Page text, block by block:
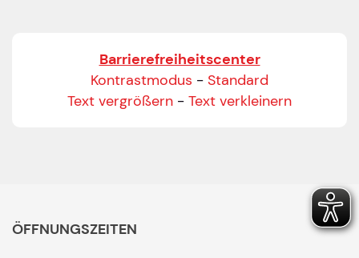
Barrierefreiheitscenter
Kontrastmodus - Standard
Text vergrößern - Text verkleinern
ÖFFNUNGSZEITEN